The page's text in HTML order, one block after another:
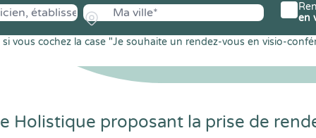
vous cochez la case "Je souhaite un rendez-vous en visio-
en
Holistique proposant la prise de